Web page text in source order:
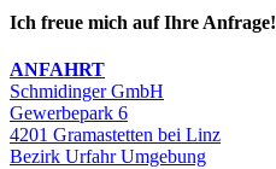
Ich freue mich auf Ihre Anfrage!
ANFAHRT
Schmidinger GmbH
Gewerbepark 6
4201 Gramastetten bei Linz
Bezirk Urfahr Umgebung